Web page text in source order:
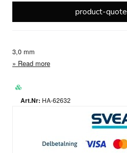
product-
3,0 mm
Read more
HA-62632